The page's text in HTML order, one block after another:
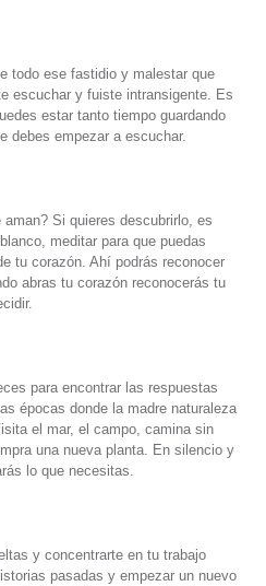
todo ese fastidio y malestar que
escuchar y fuiste intransigente. Es
estar tanto tiempo guardando
debes empezar a escuchar.
Si quieres descubrirlo, es
meditar para que puedas
tu corazón. Ahí podrás reconocer
abras tu corazón reconocerás tu
para encontrar las respuestas
épocas donde la madre naturaleza
el mar, el campo, camina sin
una nueva planta. En silencio y
lo que necesitas.
y concentrarte en tu trabajo
pasadas y empezar un nuevo